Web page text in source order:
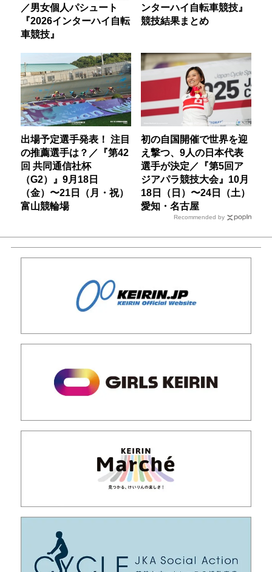
／男女個人パシュート
『2026インターハイ自転
車競技』
ンターハイ自転車競技』
競技結果まとめ
出場予定選手発表！ 注目
の推薦選手は？／『第42
回 共同通信社杯
（G2）』9月18日
（金）〜21日（月・祝）
富山競輪場
初の自国開催で世界を迎
え撃つ、9人の日本代表
選手が決定／『第5回ア
ジアパラ競技大会』10月
18日（日）〜24日（土）
愛知・名古屋
Recommended by